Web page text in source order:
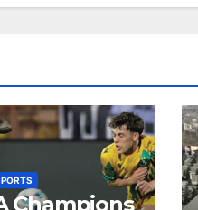
Champions